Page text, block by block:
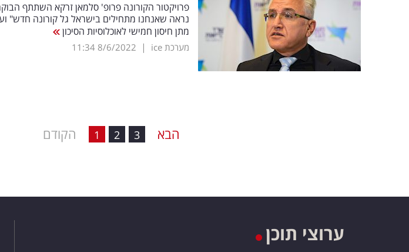
פרויקטור הקורונה פרופ' סלמאן זרקא השתתף
נראה שאנחנו מתחילים בישראל גל קורונה חדש"
מתן חיסון חמישי לאוכלוסיות הסיכון
מערכת ice |
8/6/2022
11:34
הקודם 1 2 3 הבא
ערוצי תוכן